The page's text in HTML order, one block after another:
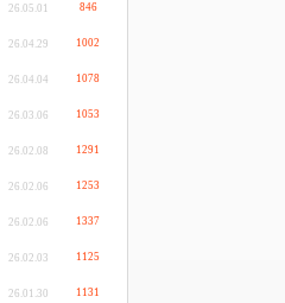
26.05.01 846
26.04.29 1002
26.04.04 1078
26.03.06 1053
26.02.08 1291
26.02.06 1253
26.02.06 1337
26.02.03 1125
26.01.30 1131